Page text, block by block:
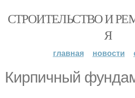
СТРОИТЕЛЬСТВО И
Я
главная новости
Кирпичный